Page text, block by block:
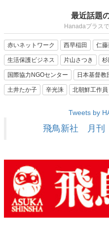
最近話題
Hanadaプラス
赤いネットワーク 西早稲田 仁藤
生活保護ビジネス 片山さつき 杉
国際協力NGOセンター 日本基督教
土井たか子 辛光洙 北朝鮮工作員
Tweets by
飛鳥新社 月刊